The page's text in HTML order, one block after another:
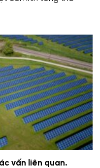
vấn liên quan.